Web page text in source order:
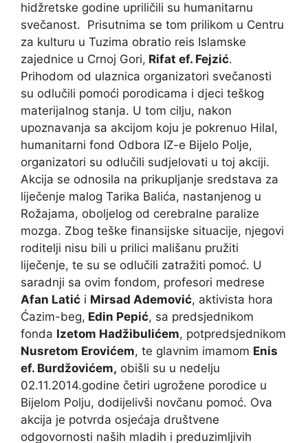
hidžretske godine upriličili su humanitarnu
svečanost. Prisutnima se tom prilikom u Centru
za kulturu u Tuzima obratio reis Islamske
zajednice u Crnoj Gori, Rifat ef. Fejzić.
Prihodom od ulaznica organizatori svečanosti
su odlučili pomoći porodicama i djeci teškog
materijalnog stanja. U tom cilju, nakon
upoznavanja sa akcijom koju je pokrenuo Hilal,
humanitarni fond Odbora IZ-e Bijelo Polje,
organizatori su odlučili sudjelovati u toj akciji.
Akcija se odnosila na prikupljanje sredstava za
liječenje malog Tarika Balića, nastanjenog u
Rožajama, oboljelog od cerebralne paralize
mozga. Zbog teške finansijske situacije, njegovi
roditelji nisu bili u prilici mališanu pružiti
liječenje, te su se odlučili zatražiti pomoć. U
saradnji sa ovim fondom, profesori medrese
Afan Latić i Mirsad Ademović, aktivista hora
Ćazim-beg, Edin Pepić, sa predsjednikom
fonda Izetom Hadžibulićem, potpredsjednikom
Nusretom Erovićem, te glavnim imamom Enis
ef. Burdžovićem, obišli su u nedelju
02.11.2014.godine četiri ugrožene porodice u
Bijelom Polju, dodijelivši novčanu pomoć. Ova
akcija je potvrda osjećaja društvene
odgovornosti naših mladih i preduzimljivih